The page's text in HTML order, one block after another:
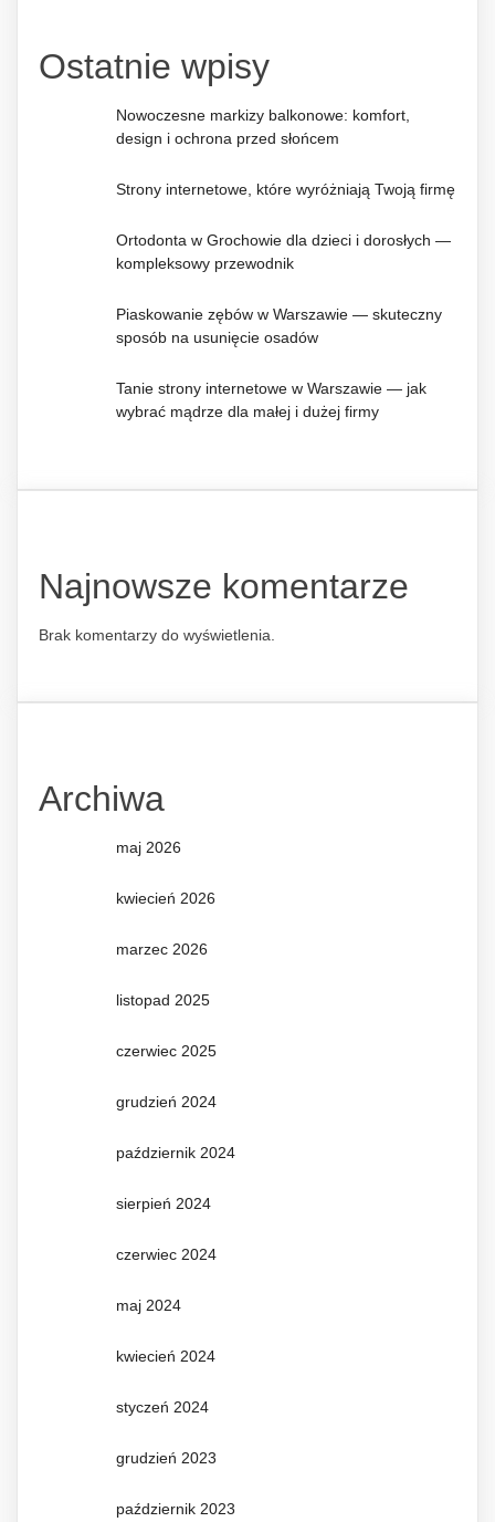
Ostatnie wpisy
Nowoczesne markizy balkonowe: komfort,
design i ochrona przed słońcem
Strony internetowe, które wyróżniają Twoją firmę
Ortodonta w Grochowie dla dzieci i dorosłych —
kompleksowy przewodnik
Piaskowanie zębów w Warszawie — skuteczny
sposób na usunięcie osadów
Tanie strony internetowe w Warszawie — jak
wybrać mądrze dla małej i dużej firmy
Najnowsze komentarze
Brak komentarzy do wyświetlenia.
Archiwa
maj 2026
kwiecień 2026
marzec 2026
listopad 2025
czerwiec 2025
grudzień 2024
październik 2024
sierpień 2024
czerwiec 2024
maj 2024
kwiecień 2024
styczeń 2024
grudzień 2023
październik 2023